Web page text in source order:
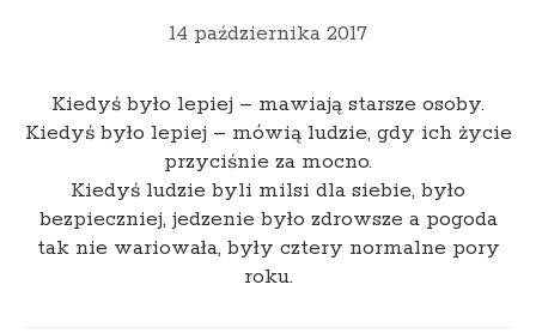
14 października 2017
Kiedyś było lepiej – mawiają starsze osoby.
Kiedyś było lepiej – mówią ludzie, gdy ich życie
przyciśnie za mocno.
Kiedyś ludzie byli milsi dla siebie, było
bezpieczniej, jedzenie było zdrowsze a pogoda
tak nie wariowała, były cztery normalne pory
roku.